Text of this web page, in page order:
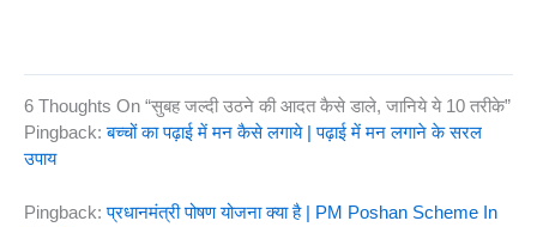
6 Thoughts On “सुबह जल्दी उठने की आदत कैसे डाले, जानिये ये 10 तरीके”
Pingback:बच्चों का पढ़ाई में मन कैसे लगाये | पढ़ाई में मन लगाने के सरल
उपाय
Pingback:प्रधानमंत्री पोषण योजना क्या है | PM Poshan Scheme In